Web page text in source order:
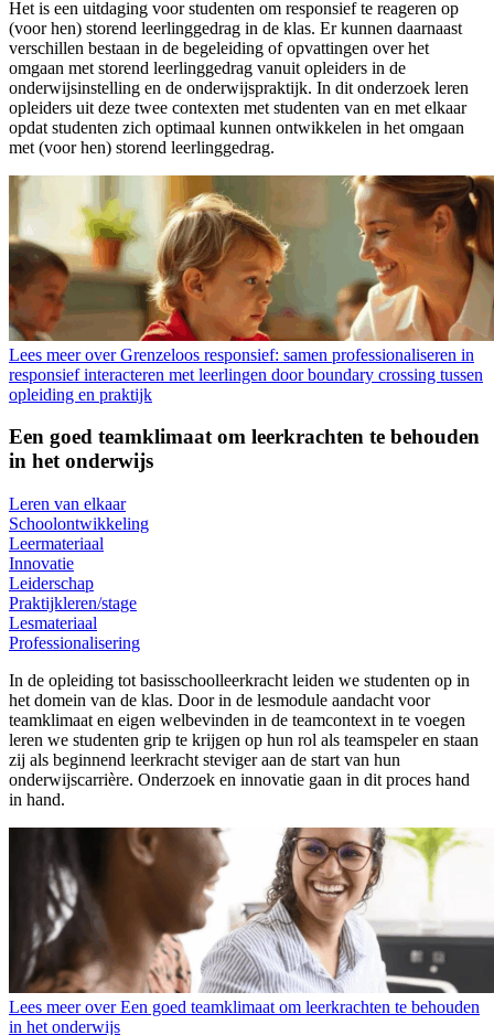
Het is een uitdaging voor studenten om responsief te reageren op
(voor hen) storend leerlinggedrag in de klas. Er kunnen daarnaast
verschillen bestaan in de begeleiding of opvattingen over het
omgaan met storend leerlinggedrag vanuit opleiders in de
onderwijsinstelling en de onderwijspraktijk. In dit onderzoek leren
opleiders uit deze twee contexten met studenten van en met elkaar
opdat studenten zich optimaal kunnen ontwikkelen in het omgaan
met (voor hen) storend leerlinggedrag.
Lees meer over Grenzeloos responsief: samen professionaliseren in
responsief interacteren met leerlingen door boundary crossing tussen
opleiding en praktijk
Een goed teamklimaat om leerkrachten te behouden
in het onderwijs
Leren van elkaar
Schoolontwikkeling
Leermateriaal
Innovatie
Leiderschap
Praktijkleren/stage
Lesmateriaal
Professionalisering
In de opleiding tot basisschoolleerkracht leiden we studenten op in
het domein van de klas. Door in de lesmodule aandacht voor
teamklimaat en eigen welbevinden in de teamcontext in te voegen
leren we studenten grip te krijgen op hun rol als teamspeler en staan
zij als beginnend leerkracht steviger aan de start van hun
onderwijscarrière. Onderzoek en innovatie gaan in dit proces hand
in hand.
Lees meer over Een goed teamklimaat om leerkrachten te behouden
in het onderwijs